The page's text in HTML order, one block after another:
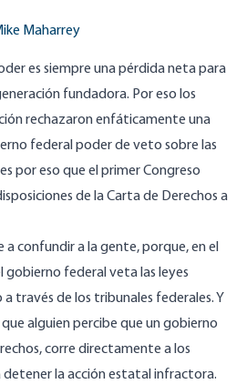
Maharrey
es siempre una pérdida neta para
fundadora. Por eso los
rechazaron enfáticamente una
federal poder de veto sobre las
por eso que el primer Congreso
de la Carta de Derechos a
confundir a la gente, porque, en el
gobierno federal veta las leyes
través de los tribunales federales. Y
alguien percibe que un gobierno
corre directamente a los
detener la acción estatal infractora.